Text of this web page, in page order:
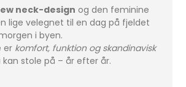
neck-design og den feminine
lige velegnet til en dag på fjeldet
i byen.
er komfort, funktion og skandinavisk
kan stole på – år efter år.